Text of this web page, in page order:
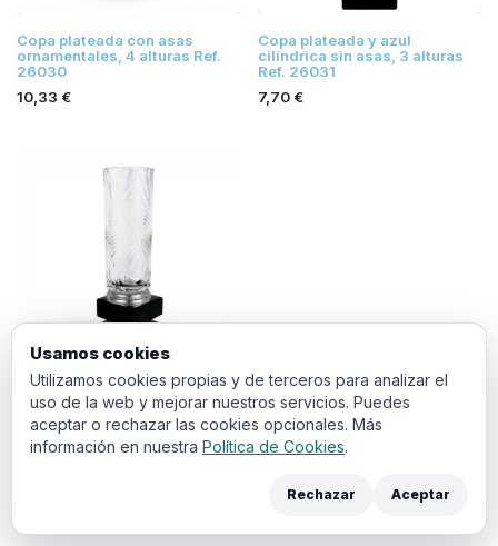
Copa plateada con asas
ornamentales, 4 alturas Ref.
26030
10,33 €
Copa plateada y azul
cilíndrica sin asas, 3 alturas
Ref. 26031
7,70€
Copa plateada de cristal con
peana destacada, 3 alturas
Ref. 26029
13,03€
Usamos cookies
Utilizamos cookies propias y de terceros para analizar el
uso de la web y mejorar nuestros servicios. Puedes
aceptar o rechazar las cookies opcionales. Más
información en nuestra Política de Cookies.
Rechazar Aceptar